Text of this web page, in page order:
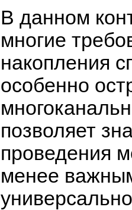
В данном
многие
накопления
особенно
позволяет
проведения
менее